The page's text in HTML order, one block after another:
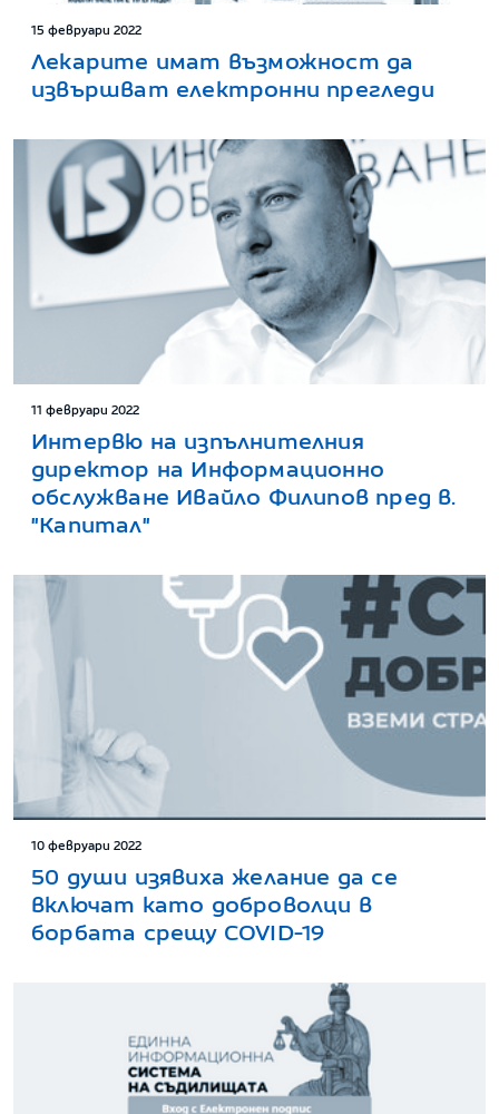
15 февруари 2022
Лекарите имат възможност да
извършват електронни прегледи
11 февруари 2022
Интервю на изпълнителния
директор на Информационно
обслужване Ивайло Филипов пред в.
"Капитал"
10 февруари 2022
50 души изявиха желание да се
включат като доброволци в
борбата срещу COVID-19